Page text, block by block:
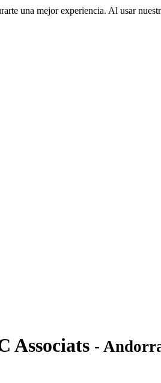
una mejor experiencia. Al usar
Associats -